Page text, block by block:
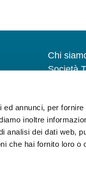
annunci, per
inoltre
analisi dei dati web,
che hai fornito loro o
Chi
Società
Privacy
24/2023